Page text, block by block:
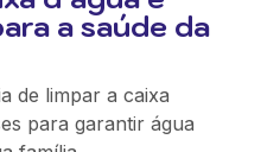
a saúde da
de limpar a caixa
para garantir água